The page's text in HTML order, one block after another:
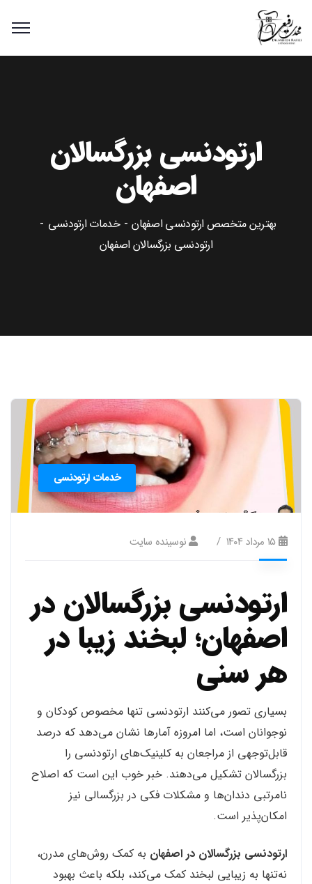
ارتودنسی بزرگسالان
اصفهان
بهترین متخصص ارتودنسی اصفهان
خدمات ارتودنسی
ارتودنسی بزرگسالان اصفهان
خدمات ارتودنسی
۱۵ مرداد ۱۴۰۴ نوسینده سایت
ارتودنسی بزرگسالان در
اصفهان؛ لبخند زیبا در
هر سنی
بسیاری تصور می‌کنند ارتودنسی تنها مخصوص کودکان و
نوجوانان است، اما امروزه آمارها نشان می‌دهد که درصد
قابل‌توجهی از مراجعان به کلینیک‌های ارتودنسی را
بزرگسالان تشکیل می‌دهند. خبر خوب این است که اصلاح
نامرتبی دندان‌ها و مشکلات فکی در بزرگسالی نیز
امکان‌پذیر است.
ارتودنسی بزرگسالان در اصفهان به کمک روش‌های مدرن،
نه‌تنها به زیبایی لبخند کمک می‌کند، بلکه باعث بهبود